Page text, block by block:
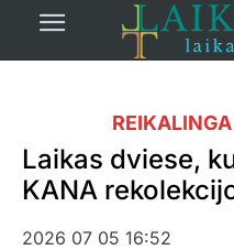
Laikas dviese,
KANA
2026 07 05 16:52